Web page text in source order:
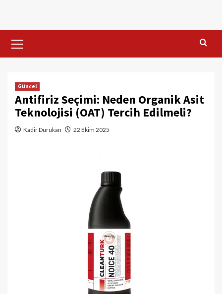
content
Menu
Güncel
Antifiriz Seçimi: Neden Organik Asit
Teknolojisi (OAT) Tercih Edilmeli?
Kadir Durukan 22 Ekim 2025